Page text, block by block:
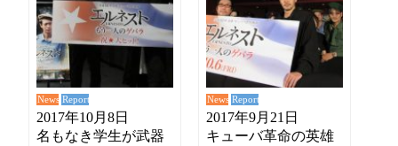
News Report
2017年10月8日
名もなき学生が武器
News Report
2017年9月21日
キューバ革命の英雄